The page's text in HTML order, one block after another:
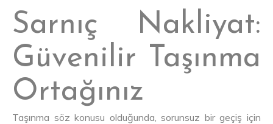
Sarnıç Nakliyat:
Güvenilir Taşınma
Ortağınız
Taşınma söz konusu olduğunda, sorunsuz bir geçiş için